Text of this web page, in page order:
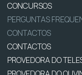
CONCURSOS
PERGUNTAS
CONTACTOS
CONTACTOS
PROVEDORA DO